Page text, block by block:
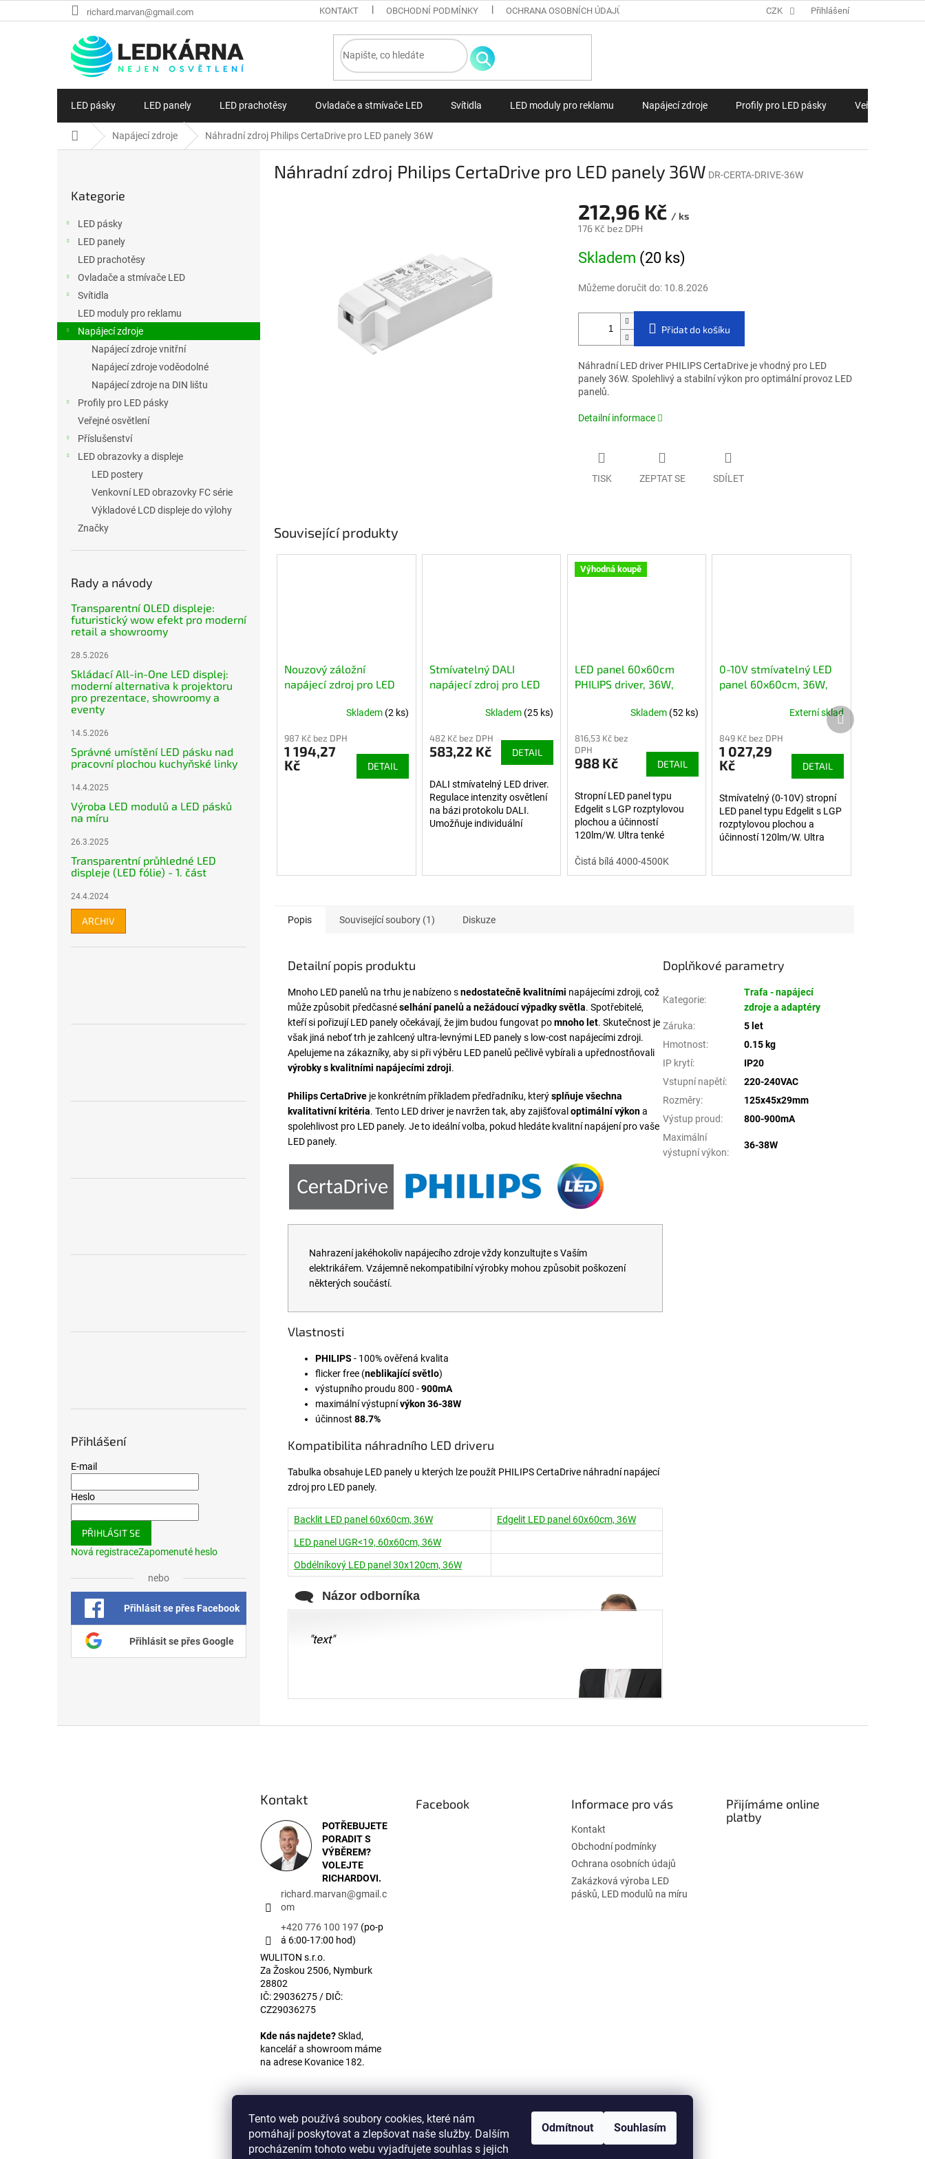
Tento web používá soubory cookies, které nám
pomáhají poskytovat a zlepšovat naše služby. Dalším
procházením tohoto webu vyjadřujete souhlas s jejich
Odmítnout Souhlasím
richard.marvan@gmail.com KONTAKT OBCHODNÍ PODMÍNKY OCHRANA OSOBNÍCH ÚDAJŮ ZAKÁZKOVÁ VÝROBA LED PÁSKŮ, LED MODULŮ NA MÍRU
CZK Přihlášení
LED pásky LED panely LED prachotěsy Ovladače a stmívače LED Svítidla LED moduly pro reklamu Napájecí zdroje Profily pro LED pásky Veřejné
Domů Napájecí zdroje Náhradní zdroj Philips CertaDrive pro LED panely 36W
Kategorie
LED pásky
LED panely
LED prachotěsy
Ovladače a stmívače LED
Svítidla
LED moduly pro reklamu
Napájecí zdroje
Napájecí zdroje vnitřní
Napájecí zdroje voděodolné
Napájecí zdroje na DIN lištu
Profily pro LED pásky
Veřejné osvětlení
Příslušenství
LED obrazovky a displeje
LED postery
Venkovní LED obrazovky FC série
Výkladové LCD displeje do výlohy
Značky
Rady a návody
Transparentní OLED displeje:
futuristický wow efekt pro moderní
retail a showroomy
28.5.2026
Skládací All-in-One LED displej:
moderní alternativa k projektoru
pro prezentace, showroomy a
eventy
14.5.2026
Správné umístění LED pásku nad
pracovní plochou kuchyňské linky
14.4.2025
Výroba LED modulů a LED pásků
na míru
26.3.2025
Transparentní průhledné LED
displeje (LED fólie) - 1. část
24.4.2024
ARCHIV
Přihlášení
E-mail
Heslo
PŘIHLÁSIT SE
Nová registraceZapomenuté heslo
nebo
Přihlásit se přes Facebook
Přihlásit se přes Google
Náhradní zdroj Philips CertaDrive pro LED panely 36W DR-CERTA-DRIVE-36W
212,96 Kč / ks
176 Kč bez DPH
Skladem (20 ks)
Můžeme doručit do: 10.8.2026
Přidat do košíku
Náhradní LED driver PHILIPS CertaDrive je vhodný pro LED
panely 36W. Spolehlivý a stabilní výkon pro optimální provoz LED
panelů.
Detailní informace
TISK ZEPTAT SE SDÍLET
Související produkty
Nouzový záložní
napájecí zdroj pro LED
2.2Ah (180min)Skladem (2 ks)
987 Kč bez DPH
1 194,27
Kč
DETAIL
Stmívatelný DALI
napájecí zdroj pro LED
Skladem (25 ks)
482 Kč bez DPH
583,22 Kč DETAIL
DALI stmívatelný LED driver.
Regulace intenzity osvětlení
na bázi protokolu DALI.
Umožňuje individuální
Výhodná koupě
LED panel 60x60cm
PHILIPS driver, 36W,
Skladem (52 ks)
816,53 Kč bez
DPH
988 Kč DETAIL
Stropní LED panel typu
Edgelit s LGP rozptylovou
plochou a účinností
120lm/W. Ultra tenké
bez rizika zežloutnutí.
Záruka 5 let.
Čistá bílá 4000-4500K
0-10V stmívatelný LED
panel 60x60cm, 36W,
Externí sklad
849 Kč bez DPH
1 027,29
Kč
DETAIL
Stmívatelný (0-10V) stropní
LED panel typu Edgelit s LGP
rozptylovou plochou a
účinností 120lm/W. Ultra
zežloutnutí. Záruka 5 let.
Další produkt
Popis Související soubory (1) Diskuze
Detailní popis produktu
Mnoho LED panelů na trhu je nabízeno snedostatečně kvalitními napájecími zdroji, což
může způsobit předčasnéselhání panelů a nežádoucí výpadky světla. Spotřebitelé,
kteří si pořizují LED panely očekávají, že jim budou fungovat pomnoho let. Skutečnost je
však jiná neboť trh je zahlcený ultra-levnými LED panely s low-cost napájecími zdroji.
Apelujeme na zákazníky, aby si při výběru LED panelů pečlivě vybírali a upřednostňovali
výrobky s kvalitními napájecími zdroji.
Philips CertaDrive je konkrétním příkladem předřadníku, kterýsplňuje všechna
kvalitativní kritéria. Tento LED driver je navržen tak, aby zajišťovaloptimální výkona
spolehlivost pro LED panely. Je to ideální volba, pokud hledáte kvalitní napájení pro vaše
LED panely.
Nahrazení jakéhokoliv napájecího zdroje vždy konzultujte s Vaším
elektrikářem. Vzájemně nekompatibilní výrobky mohou způsobit poškození
některých součástí.
Vlastnosti
PHILIPS - 100% ověřená kvalita
flicker free (neblikající světlo)
výstupního proudu 800 -900mA
maximální výstupnívýkon 36-38W
účinnost 88.7%
Kompatibilita náhradního LED driveru
Tabulka obsahuje LED panely u kterých lze použít PHILIPS CertaDrive náhradní napájecí
zdroj pro LED panely.
Backlit LED panel 60x60cm, 36W Edgelit LED panel 60x60cm, 36W
LED panel UGR<19, 60x60cm, 36W
Obdélníkový LED panel 30x120cm, 36W
Názor odborníka
"text"
Doplňkové parametry
Kategorie:
Trafa - napájecí
zdroje a adaptéry
Záruka:
5 let
Hmotnost:
0.15 kg
IP krytí:
IP20
Vstupní napětí:
220-240VAC
Rozměry:
125x45x29mm
Výstup proud:
800-900mA
Maximální
výstupní výkon:
36-38W
Kontakt
POTŘEBUJETE
PORADIT S
VÝBĚREM?
VOLEJTE
RICHARDOVI.
richard.marvan@gmail.c
om
+420 776 100 197 (po-p
á 6:00-17:00 hod)
WULITON s.r.o.
Za Žoskou 2506, Nymburk
28802
IČ: 29036275 / DIČ:
CZ29036275
Kde nás najdete?Sklad,
kancelář a showroom máme
na adrese Kovanice 182.
Facebook Informace pro vás
Kontakt
Obchodní podmínky
Ochrana osobních údajů
Zakázková výroba LED
pásků, LED modulů na míru
Přijímáme online
platby
WULITON